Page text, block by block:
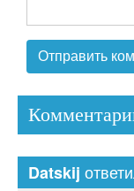
Datskij